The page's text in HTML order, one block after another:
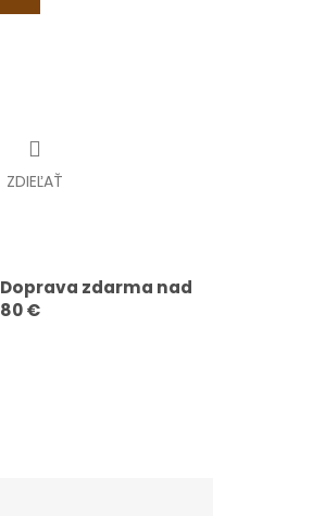
ZDIEĽAŤ
Doprava zdarma nad
80 €